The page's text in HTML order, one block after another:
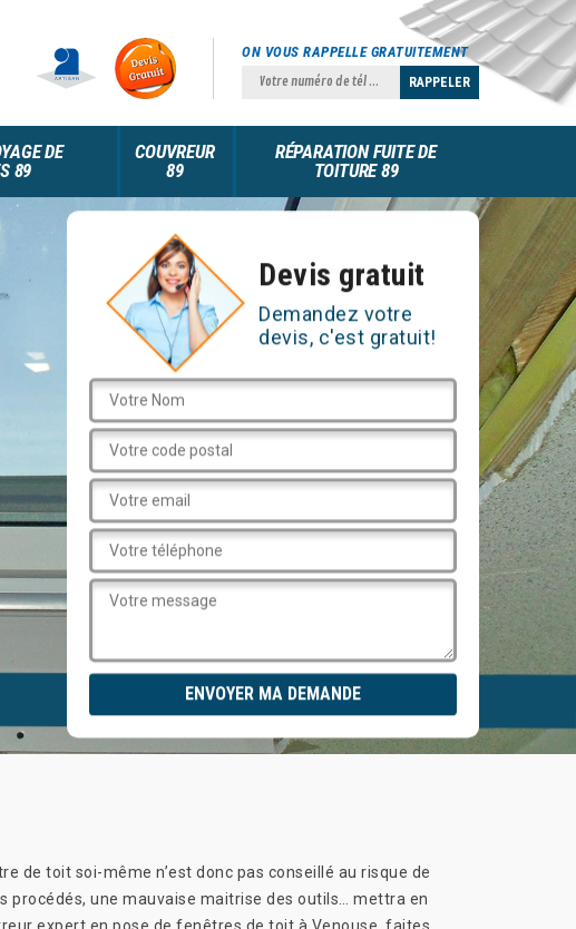
ON VOUS RAPPELLE GRATUITEMENT
DE
89
COUVREUR
89
RÉPARATION FUITE DE
TOITURE 89
Devis gratuit
Demandez votre
devis, c'est gratuit!
de toit soi-même n’est donc pas conseillé au risque de
procédés, une mauvaise maitrise des outils… mettra en